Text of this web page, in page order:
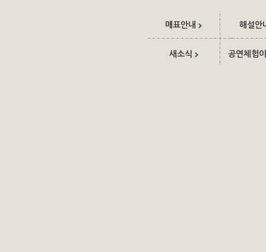
매표안내 해설안
새소식 공연체험